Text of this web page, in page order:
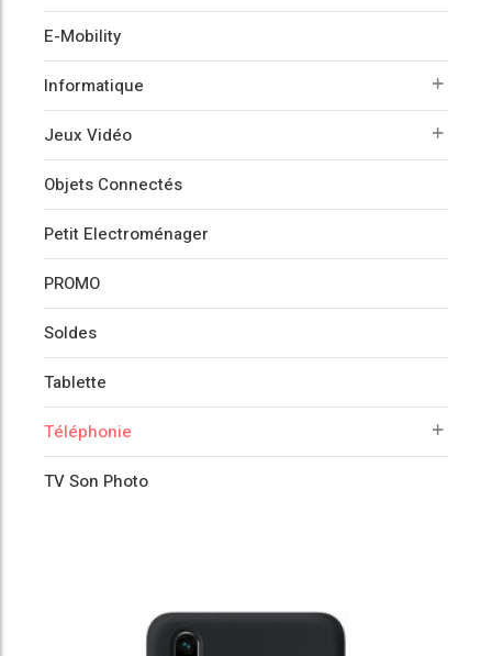
E-Mobility
Informatique
Jeux Vidéo
Objets Connectés
Petit Electroménager
PROMO
Soldes
Tablette
Téléphonie
TV Son Photo